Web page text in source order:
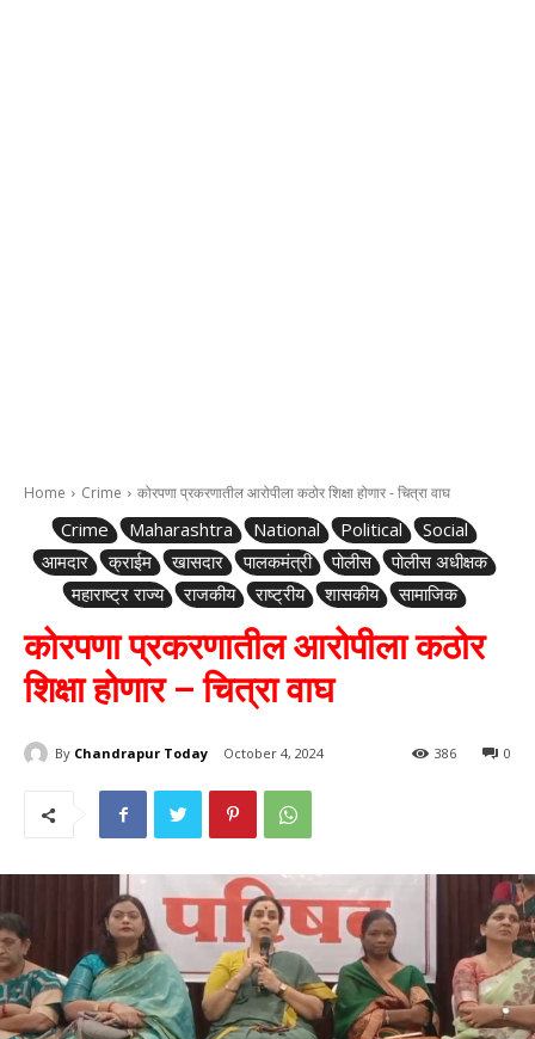
Home Crime कोरपणा प्रकरणातील आरोपीला कठोर शिक्षा होणार - चित्रा वाघ
Crime Maharashtra National Political
Social
आमदार
क्राईम खासदार पालकमंत्री पोलीस
पोलीस अधीक्षक
महाराष्ट्र राज्य
राजकीय राष्ट्रीय शासकीय सामाजिक
कोरपणा प्रकरणातील आरोपीला कठोर
शिक्षा होणार – चित्रा वाघ
By Chandrapur Today October 4, 2024 0
386